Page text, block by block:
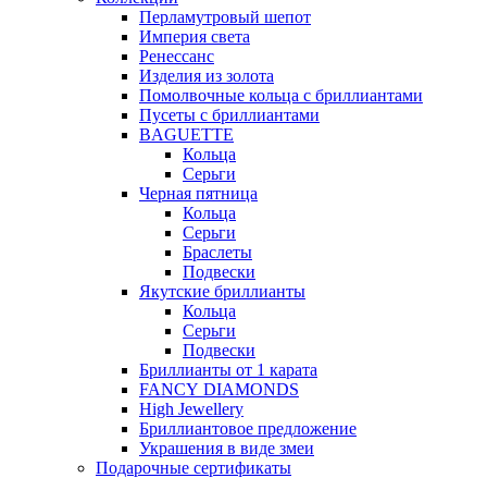
Перламутровый шепот
Империя света
Ренессанс
Изделия из золота
Помолвочные кольца с бриллиантами
Пусеты с бриллиантами
BAGUETTE
Кольца
Серьги
Черная пятница
Кольца
Серьги
Браслеты
Подвески
Якутские бриллианты
Кольца
Серьги
Подвески
Бриллианты от 1 карата
FANCY DIAMONDS
High Jewellery
Бриллиантовое предложение
Украшения в виде змеи
Подарочные сертификаты